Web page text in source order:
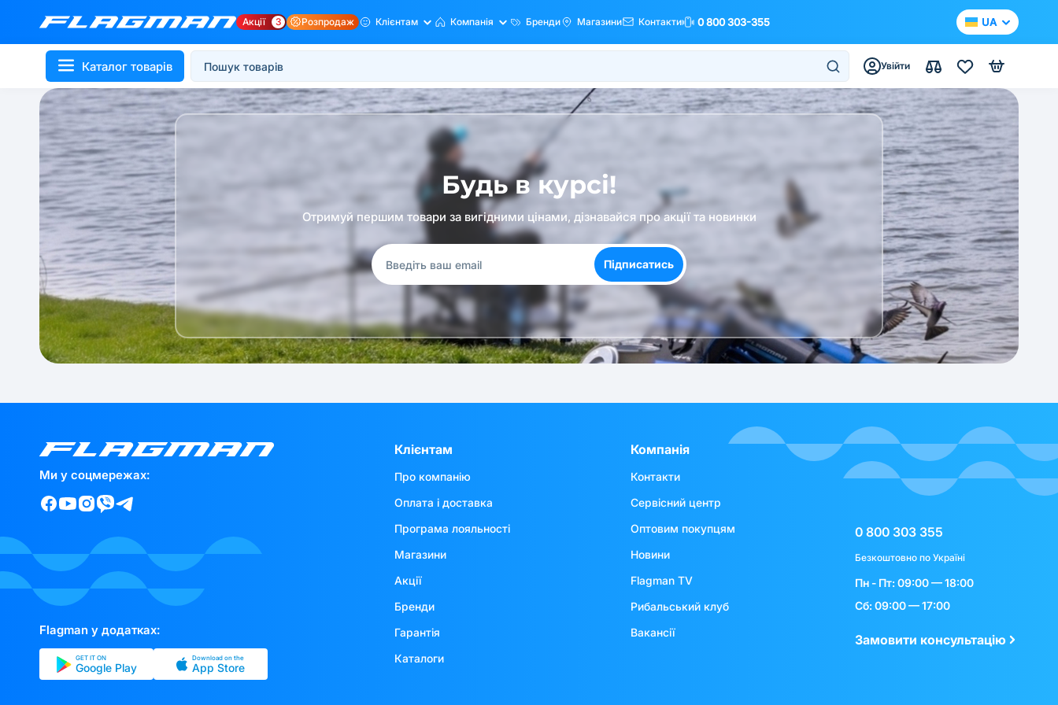
Акції 3 Розпродаж Клієнтам Компанія Бренди Магазини Контакти 0 800 303-355 UA
Каталог товарів Увійти
Будь в курсі!
Отримуй першим товари за вигідними цінами, дізнавайся про акції та новинки
Підписатись
Ми у соцмережах:
Flagman у додатках:
GET IT ON
Google Play
Download on the
App Store
Клієнтам
Про компанію
Оплата і доставка
Програма лояльності
Магазини
Акції
Бренди
Гарантія
Каталоги
Компанія
Контакти
Сервісний центр
Оптовим покупцям
Новини
Flagman TV
Рибальський клуб
Вакансії
0 800 303 355
Безкоштовно по Україні
Пн - Пт: 09:00 — 18:00
Сб: 09:00 — 17:00
Замовити консультацію